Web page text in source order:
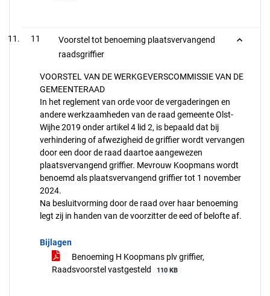
11
Voorstel tot benoeming plaatsvervangend
raadsgriffier
VOORSTEL VAN DE WERKGEVERSCOMMISSIE VAN DE
GEMEENTERAAD
In het reglement van orde voor de vergaderingen en
andere werkzaamheden van de raad gemeente Olst-
Wijhe 2019 onder artikel 4 lid 2, is bepaald dat bij
verhindering of afwezigheid de griffier wordt vervangen
door een door de raad daartoe aangewezen
plaatsvervangend griffier. Mevrouw Koopmans wordt
benoemd als plaatsvervangend griffier tot 1 november
2024.
Na besluitvorming door de raad over haar benoeming
legt zij in handen van de voorzitter de eed of belofte af.
Bijlagen
Benoeming H Koopmans plv griffier,
Raadsvoorstel vastgesteld
110 KB